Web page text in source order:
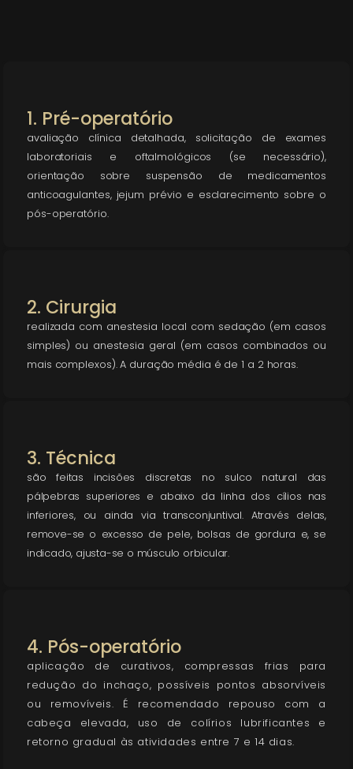
1. Pré-operatório
avaliação clínica detalhada, solicitação de exames
laboratoriais e oftalmológicos (se necessário),
orientação sobre suspensão de medicamentos
anticoagulantes, jejum prévio e esclarecimento sobre o
pós-operatório.
2. Cirurgia
realizada com anestesia local com sedação (em casos
simples) ou anestesia geral (em casos combinados ou
mais complexos). A duração média é de 1 a 2 horas.
3. Técnica
são feitas incisões discretas no sulco natural das
pálpebras superiores e abaixo da linha dos cílios nas
inferiores, ou ainda via transconjuntival. Através delas,
remove-se o excesso de pele, bolsas de gordura e, se
indicado, ajusta-se o músculo orbicular.
4. Pós-operatório
aplicação de curativos, compressas frias para
redução do inchaço, possíveis pontos absorvíveis
ou removíveis. É recomendado repouso com a
cabeça elevada, uso de colírios lubrificantes e
retorno gradual às atividades entre 7 e 14 dias.